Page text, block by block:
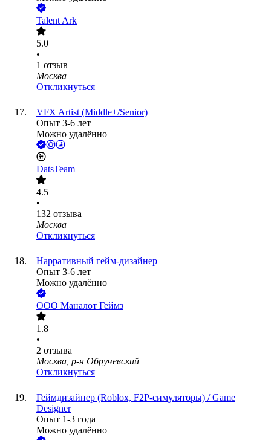
Talent Ark
5.0
•
1 отзыв
Москва
Откликнуться
VFX Artist (Middle+/Senior)
Опыт 3-6 лет
Можно удалённо
DatsTeam
4.5
•
132 отзыва
Москва
Откликнуться
Нарративный гейм-дизайнер
Опыт 3-6 лет
Можно удалённо
ООО Маналот Геймз
1.8
•
2 отзыва
Москва, р-н Обручевский
Откликнуться
Геймдизайнер (Roblox, F2P-симуляторы) / Game
Designer
Опыт 1-3 года
Можно удалённо